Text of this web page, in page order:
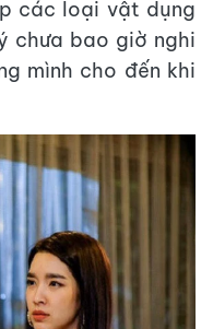
các loại vật dụng
chưa bao giờ nghi
mình cho đến khi